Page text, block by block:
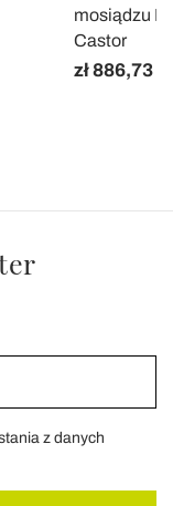
mosiądzu
Castor
zł 886,73
z danych